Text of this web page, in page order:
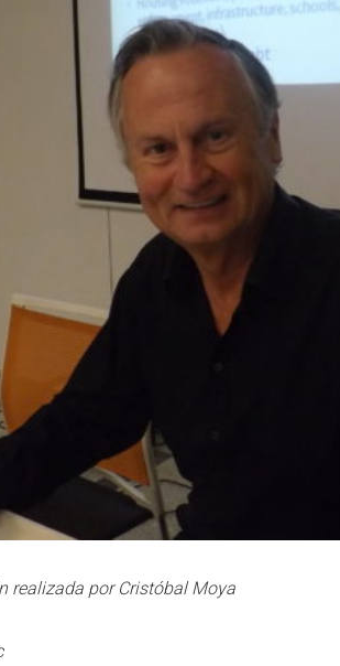
realizada por Cristóbal Moya